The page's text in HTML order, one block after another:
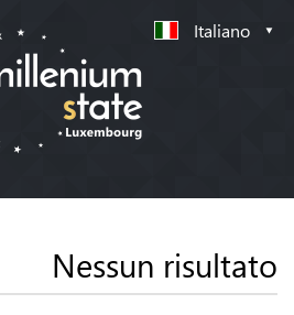
Italiano
Nessun risultato